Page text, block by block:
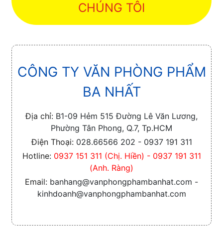
CHÚNG TÔI
CÔNG TY VĂN PHÒNG PHẨM
BA NHẤT
Địa chỉ: B1-09 Hẻm 515 Đường Lê Văn Lương,
Phường Tân Phong, Q.7, Tp.HCM
Điện Thoại: 028.66566 202 - 0937 191 311
Hotline: 0937 151 311 (Chị. Hiền) - 0937 191 311
(Anh. Ràng)
Email: banhang@vanphongphambanhat.com -
kinhdoanh@vanphongphambanhat.com